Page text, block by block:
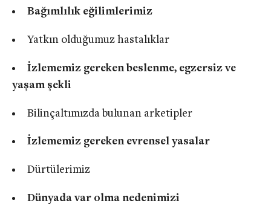
Bağımlılık eğilimlerimiz
Yatkın olduğumuz hastalıklar
İzlememiz gereken beslenme, egzersiz ve
yaşam şekli
Bilinçaltımızda bulunan arketipler
İzlememiz gereken evrensel yasalar
Dürtülerimiz
Dünyada var olma nedenimizi